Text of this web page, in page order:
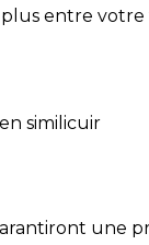
plus entre
similicuir
une